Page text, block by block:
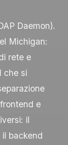
Daemon).
Michigan:
rete e
che si
e
il
backend